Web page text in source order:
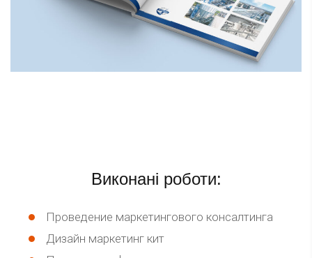
Виконані роботи:
Проведение маркетингового консалтинга
Дизайн маркетинг кит